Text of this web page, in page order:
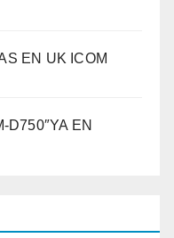
EN UK ICOM
D750″YA EN